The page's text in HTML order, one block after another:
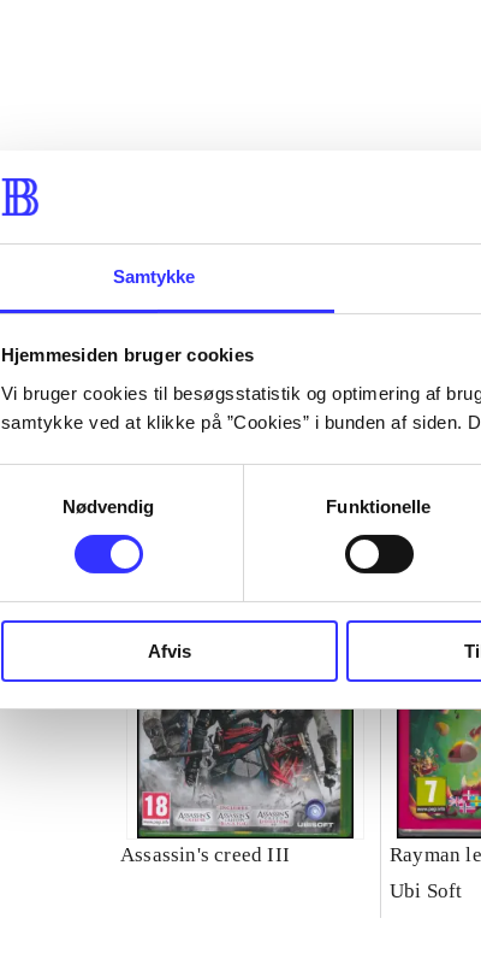
Samtykke
Hjemmesiden bruger cookies
Vi bruger cookies til besøgsstatistik og optimering af
samtykke ved at klikke på ”Cookies” i bunden af siden.
Nødvendig
Funktionelle
Afvis
Assassin's creed III
Rayman
Ubi Soft